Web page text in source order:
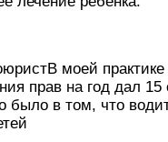
моей
прав на год дал 15
было в том, что